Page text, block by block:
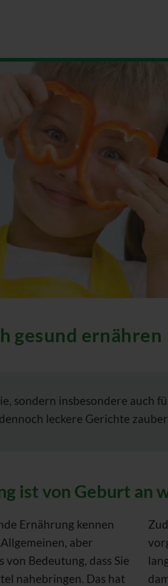
gesund ernähren
sondern insbesondere auch
leckere Gerichte
ist von Geburt an
Ernährung kennen
aber
Bedeutung, dass Sie
nahebringen. Das hat